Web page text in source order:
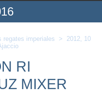
regates imperiales >
2012, 10
RI
MIXER